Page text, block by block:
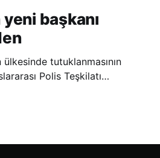
yeni başkanı
tutuklanmasının
Polis Teşkilatı